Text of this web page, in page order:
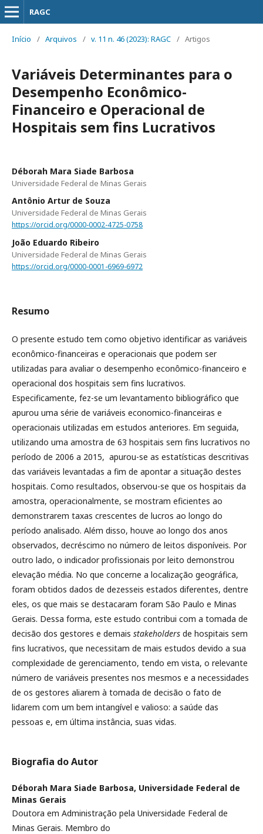
RAGC
Início / Arquivos / v. 11 n. 46 (2023): RAGC / Artigos
Variáveis Determinantes para o
Desempenho Econômico-
Financeiro e Operacional de
Hospitais sem fins Lucrativos
Déborah Mara Siade Barbosa
Universidade Federal de Minas Gerais
Antônio Artur de Souza
Universidade Federal de Minas Gerais
https://orcid.org/0000-0002-4725-0758
João Eduardo Ribeiro
Universidade Federal de Minas Gerais
https://orcid.org/0000-0001-6969-6972
Resumo
O presente estudo tem como objetivo identificar as variáveis
econômico-financeiras e operacionais que podem ser
utilizadas para avaliar o desempenho econômico-financeiro e
operacional dos hospitais sem fins lucrativos.
Especificamente, fez-se um levantamento bibliográfico que
apurou uma série de variáveis economico-financeiras e
operacionais utilizadas em estudos anteriores. Em seguida,
utilizando uma amostra de 63 hospitais sem fins lucrativos no
período de 2006 a 2015, apurou-se as estatísticas descritivas
das variáveis levantadas a fim de apontar a situação destes
hospitais. Como resultados, observou-se que os hospitais da
amostra, operacionalmente, se mostram eficientes ao
demonstrarem taxas crescentes de lucros ao longo do
período analisado. Além disso, houve ao longo dos anos
observados, decréscimo no número de leitos disponíveis. Por
outro lado, o indicador profissionais por leito demonstrou
elevação média. No que concerne a localização geográfica,
foram obtidos dados de dezesseis estados diferentes, dentre
eles, os que mais se destacaram foram São Paulo e Minas
Gerais. Dessa forma, este estudo contribui com a tomada de
decisão dos gestores e demais stakeholders de hospitais sem
fins lucrativos, que necessitam de mais estudos devido a sua
complexidade de gerenciamento, tendo em vista, o relevante
número de variáveis presentes nos mesmos e a necessidades
de os gestores aliarem à tomada de decisão o fato de
lidarem com um bem intangível e valioso: a saúde das
pessoas e, em última instância, suas vidas.
Biografia do Autor
Déborah Mara Siade Barbosa, Universidade Federal de
Minas Gerais
Doutora em Administração pela Universidade Federal de
Minas Gerais. Membro do